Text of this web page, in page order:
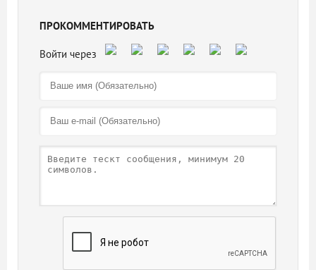
ПРОКОММЕНТИРОВАТЬ